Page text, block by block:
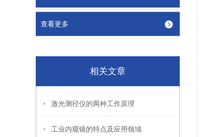
查看更多
相关文章
激光测径仪的两种工作原理
工业内窥镜的特点及应用领域